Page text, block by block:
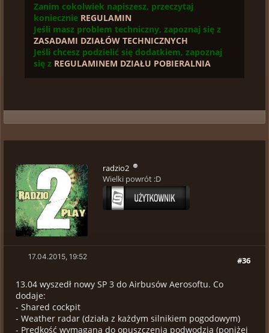
Zanim cokolwiek napiszesz, przeczytaj
koniecznie REGULAMIN
Jeśli masz problem techniczny, zapoznaj się z
ZASADAMI DZIAŁÓW TECHNICZNYCH
Jeśli chcesz podzielić się dodatkiem, zapoznaj
się z REGULAMINEM DZIAŁU POBIERALNIA
radzio2
Wielki powrót :D
#36
17.04.2015, 19:52
13.04 wyszedł nowy SP 3 do Airbusów Aerosoftu. Co
dodaje:
- Shared cockpit
- Weather radar (działa z każdym silnikiem pogodowym)
- Prędkość wymagana do opuszczenia podwodzia (poniżej